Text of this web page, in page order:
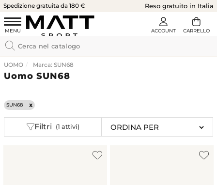
Spedizione gratuita da 180 € Reso gratuito in Italia
UOMO Marca: SUN68
Uomo SUN68
SUN68
Filtri (1 attivi)